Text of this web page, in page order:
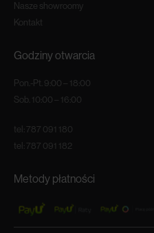
Nasze showroomy
Kontakt
Godziny otwarcia
Pon.-Pt. 9:00 – 18:00
Sob. 10:00 – 16:00
tel: 787 091 180
tel: 787 091 182
Metody płatności